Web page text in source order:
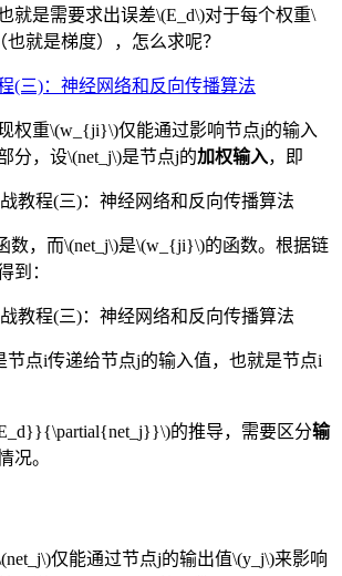
就是需要求出误差\(E_d\)对于每个权重\
就是梯度），怎么求呢？
权重\(w_{ji}\)仅能通过影响节点j的输入
分，设\(net_j\)是节点j的加权输入，即
数，而\(net_j\)是\(w_{ji}\)的函数。根据链
到：
节点i传递给节点j的输入值，也就是节点i
的推导，需要区分输
况。
仅能通过节点j的输出值\(y_j\)来影响